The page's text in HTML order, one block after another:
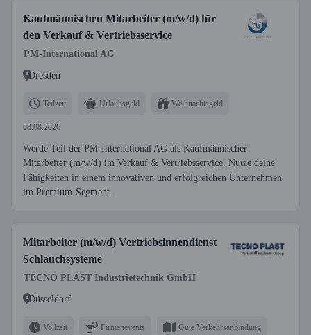
Kaufmännischen Mitarbeiter (m/w/d) für
den Verkauf & Vertriebsservice
PM-International AG
Dresden
Teilzeit Urlaubsgeld Weihnachtsgeld
08.08.2026
Werde Teil der PM-International AG als Kaufmännischer
Mitarbeiter (m/w/d) im Verkauf & Vertriebsservice. Nutze deine
Fähigkeiten in einem innovativen und erfolgreichen Unternehmen
im Premium-Segment.
Mitarbeiter (m/w/d) Vertriebsinnendienst
Schlauchsysteme
TECNO PLAST Industrietechnik GmbH
Düsseldorf
Vollzeit Firmenevents Gute Verkehrsanbindung